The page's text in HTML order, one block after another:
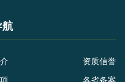
航
资质信誉
各省备案